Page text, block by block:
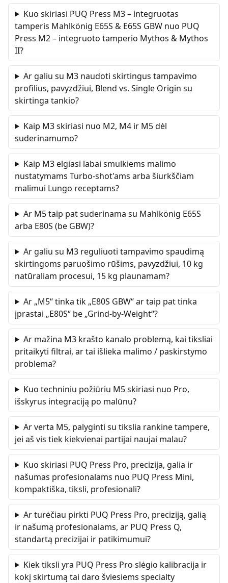
Kuo skiriasi PUQ Press M3 – integruotas
tamperis Mahlkönig E65S & E65S GBW nuo PUQ
Press M2 – integruoto tamperio Mythos & Mythos
II?
Ar galiu su M3 naudoti skirtingus tampavimo
profilius, pavyzdžiui, Blend vs. Single Origin su
skirtinga tankio?
Kaip M3 skiriasi nuo M2, M4 ir M5 dėl
suderinamumo?
Kaip M3 elgiasi labai smulkiems malimo
nustatymams Turbo-shot'ams arba šiurkščiam
malimui Lungo receptams?
Ar M5 taip pat suderinama su Mahlkönig E65S
arba E80S (be GBW)?
Ar galiu su M3 reguliuoti tampavimo spaudimą
skirtingoms paruošimo rūšims, pavyzdžiui, 10 kg
natūraliam procesui, 15 kg plaunamam?
Ar „M5“ tinka tik „E80S GBW“ ar taip pat tinka
įprastai „E80S“ be „Grind-by-Weight“?
Ar mažina M3 krašto kanalo problemą, kai tiksliai
pritaikyti filtrai, ar tai išlieka malimo / paskirstymo
problema?
Kuo techniniu požiūriu M5 skiriasi nuo Pro,
išskyrus integraciją po malūnu?
Ar verta M5, palyginti su tikslia rankine tampere,
jei aš vis tiek kiekvienai partijai naujai malau?
Kuo skiriasi PUQ Press Pro, precizija, galia ir
našumas profesionalams nuo PUQ Press Mini,
kompaktiška, tiksli, profesionali?
Ar turėčiau pirkti PUQ Press Pro, preciziją, galią
ir našumą profesionalams, ar PUQ Press Q,
standartą precizijai ir patikimumui?
Kiek tiksli yra PUQ Press Pro slėgio kalibracija ir
kokį skirtumą tai daro šviesiems specialty